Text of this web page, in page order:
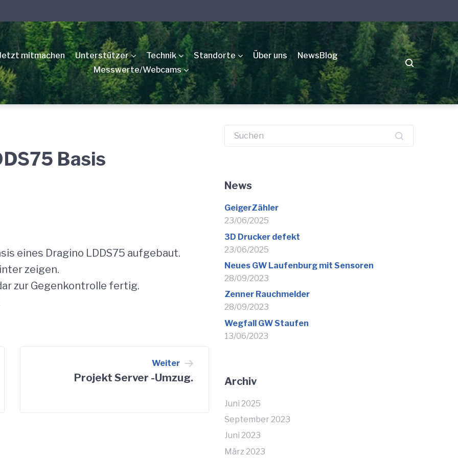
mitmachen Unterstützer Technik Standorte Über uns
NewsBlog
Messwerte/Webcams
Basis
eines Dragino LDDS75 aufgebaut.
zeigen.
zur Gegenkontrolle fertig.
Weiter
Projekt Server -Umzug.
Suchen
News
GeigerZähler
23/06/2025
3D Drucker defekt
23/06/2025
Neues GW Laufenburg mit Sensoren
28/09/2023
Zenner Rauchmelder
28/09/2023
Wegfall GW Staufen
13/06/2023
Archiv
Juni 2025
September 2023
Juni 2023
März 2023